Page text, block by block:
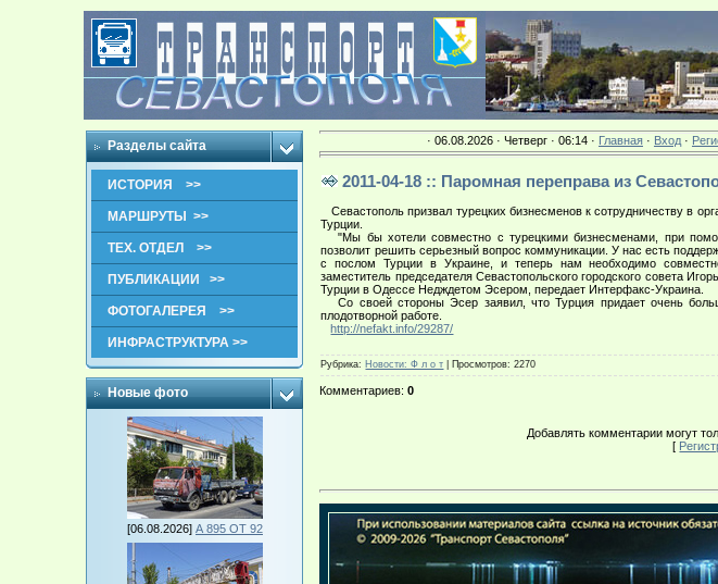
Разделы сайта
ИСТОРИЯ >>
МАРШРУТЫ >>
ТЕХ. ОТДЕЛ >>
ПУБЛИКАЦИИ >>
ФОТОГАЛЕРЕЯ >>
ИНФРАСТРУКТУРА >>
Новые фото
[06.08.2026] А 895 ОТ 92
· 06.08.2026 · Четверг · 06:14 · Главная· Вход·
2011-04-18 :: Паромная переправа из
Севастополь призвал турецких бизнесменов к сотрудничеству в
Турции.
"Мы бы хотели совместно с турецкими бизнесменами, при
позволит решить серьезный вопрос коммуникации. У нас есть
с послом Турции в Украине, и теперь нам необходимо
заместитель председателя Севастопольского городского совета
Турции в Одессе Недждетом Эсером, передает Интерфакс-Украина.
Со своей стороны Эсер заявил, что Турция придает очень
плодотворной работе.
http://nefakt.info/29287/
Рубрика: Новости: Ф л о т Просмотров: 2270
Комментариев:0
Добавлять комментарии могут
[